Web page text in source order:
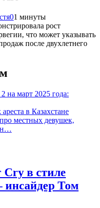
01 минуты
рост
что может указывать
после двухлетнего
на март 2025 года:
в Казахстане
местных девушек,
в стиле
инсайдер Том